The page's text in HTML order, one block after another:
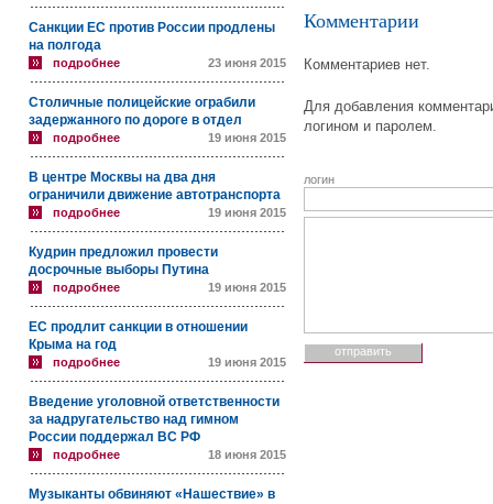
Санкции ЕС против России продлены
на полгода
подробнее 23 июня 2015
Столичные полицейские ограбили
задержанного по дороге в отдел
подробнее 19 июня 2015
В центре Москвы на два дня
ограничили движение автотранспорта
подробнее 19 июня 2015
Кудрин предложил провести
досрочные выборы Путина
подробнее 19 июня 2015
ЕС продлит санкции в отношении
Крыма на год
подробнее 19 июня 2015
Введение уголовной ответственности
за надругательство над гимном
России поддержал ВС РФ
подробнее 18 июня 2015
Музыканты обвиняют «Нашествие» в
Комментарии
Комментариев нет.
Для добавления
логином и паролем.
логин